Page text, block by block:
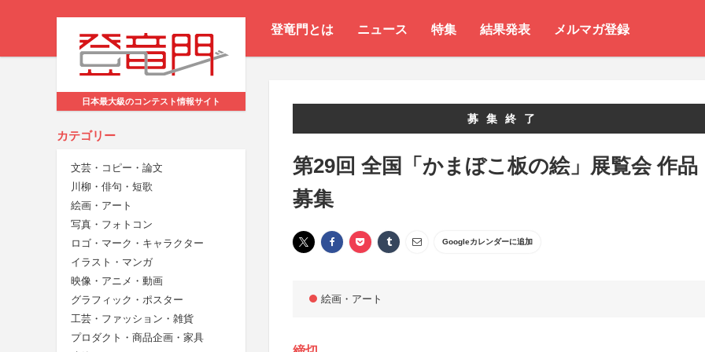
登竜門とは ニュース 特集 結果発表 メルマガ登録
日本最大級のコンテスト情報サイト
カテゴリー
文芸・コピー・論文
川柳・俳句・短歌
絵画・アート
写真・フォトコン
ロゴ・マーク・キャラクター
イラスト・マンガ
映像・アニメ・動画
グラフィック・ポスター
工芸・ファッション・雑貨
プロダクト・商品企画・家具
募集終了
第29回 全国「かまぼこ板の絵」展覧会 作品
募集
Googleカレンダーに追加
絵画・アート